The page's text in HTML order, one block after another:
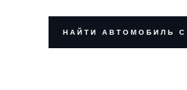
НАЙТИ АВТОМОБИЛЬ